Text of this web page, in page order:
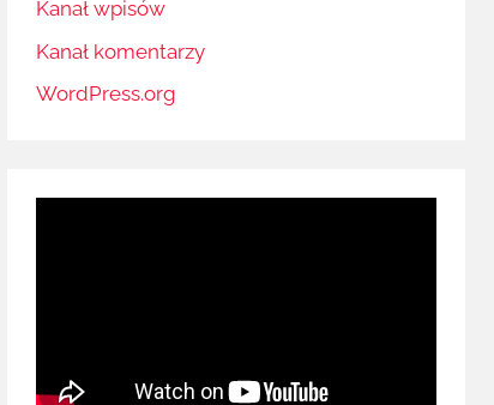
Kanał wpisów
Kanał komentarzy
WordPress.org